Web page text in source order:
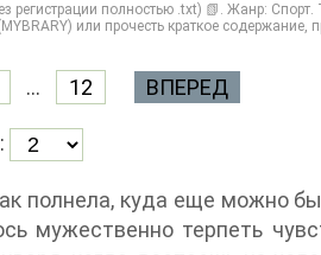
регистрации полностью .txt) 📗. Жанр:
или прочесть краткое содержание,
... 12 ВПЕРЕД
полнела, куда еще можно
мужественно терпеть